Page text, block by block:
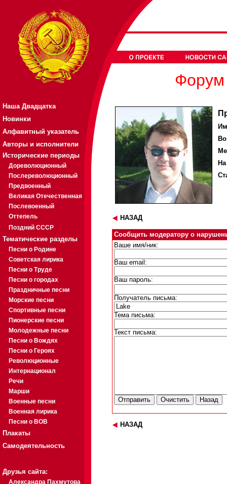
Наша Двадцатка
Новинки
Алфавитный указатель
Авторы и исполнители
Исторические периоды
Дореволюционный
Послереволюционный
Предвоенный
Великая Отечественная
Послевоенный
Оттепель
Поздний СССР
Тематические разделы
Песни о Родине
Советская лирика
Песни о Труде
Песни о городах
Праздничные песни
Морские песни
Спортивные песни
Пионерские песни
Молодежные песни
Песни о Вождях
Песни о Героях
Революционные
Интернационал
Речи
Марши
Военные песни
Военная лирика
Песни о ВОВ
Плакаты
Самодеятельность
Друзья сайта:
Александра Пахмутова
Форум
НАЗАД
Сообщить модератору о
Ваше имя/ник:
Ваш email:
Ваш пароль:
Получатель письма:
Тема письма:
Текст письма:
НАЗАД